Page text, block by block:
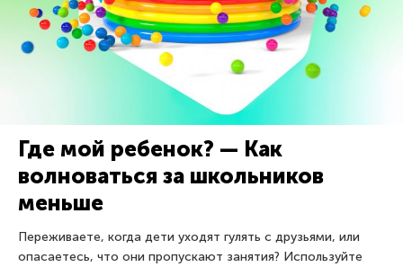
Где мой ребенок? — Как
волноваться за школьников
меньше
Переживаете, когда дети уходят гулять с друзьями, или
опасаетесь, что они пропускают занятия? Используйте